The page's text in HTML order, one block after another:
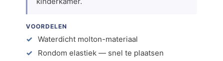
VOORDELEN
Waterdicht molton-materiaal
Rondom elastiek — snel te plaatsen